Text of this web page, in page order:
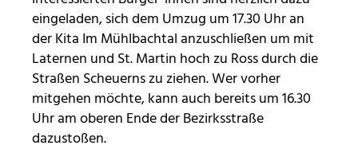
eingeladen, sich dem Umzug um 17.30 Uhr an
der Kita Im Mühlbachtal anzuschließen um mit
Laternen und St. Martin hoch zu Ross durch die
Straßen Scheuerns zu ziehen. Wer vorher
mitgehen möchte, kann auch bereits um 16.30
Uhr am oberen Ende der Bezirksstraße
dazustoßen.
Funktionen und sind für die einwandfreie Funktion
der Website erforderlich.
Name:
cookie_consent